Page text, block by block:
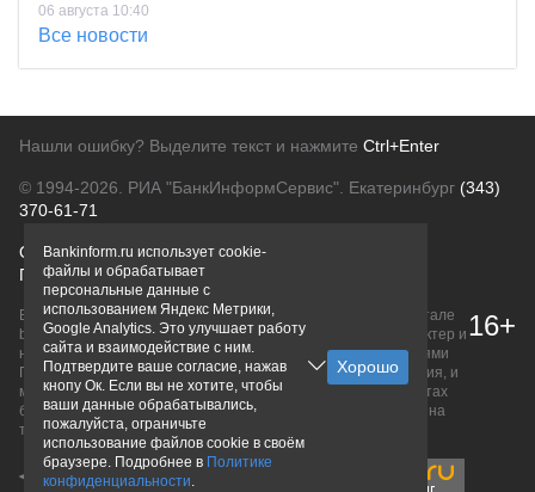
06 августа 10:40
Все новости
Нашли ошибку? Выделите текст и нажмите Ctrl+Enter
© 1994-2026. РИА "БанкИнформСервис". Екатеринбург (343)
370-61-71
О проектеПолитика конфиденциальности
Правовая информацияДля рекламодателей
Вся информация о продуктах банков, размещенная на портале
bankinform.ru, носит исключительно ознакомительный характер и
не является публичной офертой, определяемой положениями
ГК РФ. Информация не содержит точного и полного описания, и
может быть изменена. Конечные условия уточняйте на сайтах
банков или при личном обращении. Исключительное право на
товарные знаки принадлежит их правообладателям.
16+
Bankinform.ru использует cookie-
файлы и обрабатывает
персональные данные с
использованием Яндекс Метрики,
Google Analytics. Это улучшает работу
сайта и взаимодействие с ним.
Подтвердите ваше согласие, нажав
кнопу Ок. Если вы не хотите, чтобы
ваши данные обрабатывались,
пожалуйста, ограничьте
использование файлов cookie в своём
браузере. Подробнее в Политике
конфиденциальности.